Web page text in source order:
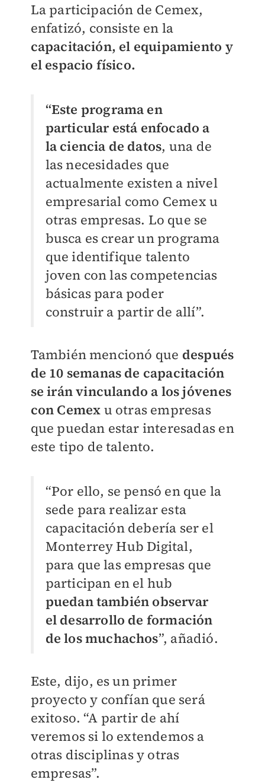
La participación de Cemex,
enfatizó, consiste en la
capacitación, el equipamiento y
el espacio físico.
“Este programa en
particular está enfocado a
la ciencia de datos, una de
las necesidades que
actualmente existen a nivel
empresarial como Cemex u
otras empresas. Lo que se
busca es crear un programa
que identifique talento
joven con las competencias
básicas para poder
construir a partir de allí”.
También mencionó que después
de 10 semanas de capacitación
se irán vinculando a los jóvenes
con Cemex u otras empresas
que puedan estar interesadas en
este tipo de talento.
“Por ello, se pensó en que la
sede para realizar esta
capacitación debería ser el
Monterrey Hub Digital,
para que las empresas que
participan en el hub
puedan también observar
el desarrollo de formación
de los muchachos”, añadió.
Este, dijo, es un primer
proyecto y confían que será
exitoso. “A partir de ahí
veremos si lo extendemos a
otras disciplinas y otras
empresas”.